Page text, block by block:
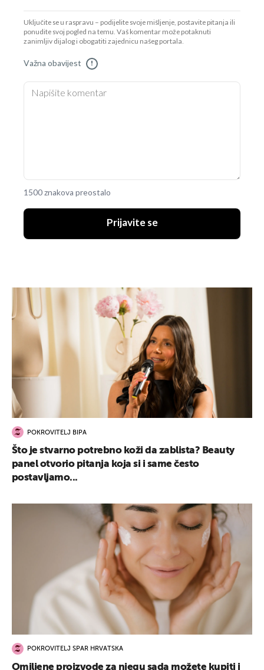
Uključite se u raspravu – podijelite svoje mišljenje, postavite pitanja ili
ponudite svoj pogled na temu. Vaš komentar može potaknuti
zanimljiv dijalog i obogatiti zajednicu našeg portala.
Važna obavijest !
1500 znakova preostalo
Prijavite se
POKROVITELJ BIPA
Što je stvarno potrebno koži da zablista? Beauty
panel otvorio pitanja koja si i same često
postavljamo...
POKROVITELJ SPAR HRVATSKA
Omiljene proizvode za njegu sada možete kupiti i